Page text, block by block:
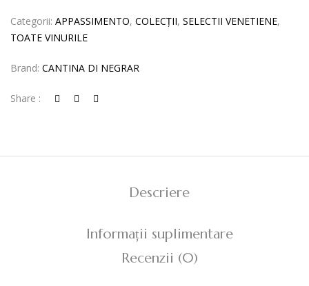
IGT
0,75L
Categorii: APPASSIMENTO, COLECȚII, SELECTII VENETIENE,
TOATE VINURILE
Brand: CANTINA DI NEGRAR
Share :
Descriere
Informații suplimentare
Recenzii (0)